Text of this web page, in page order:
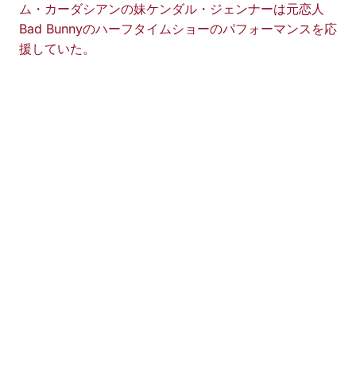
ム・カーダシアンの妹ケンダル・ジェンナーは元恋人
Bad Bunnyのハーフタイムショーのパフォーマンスを応
援していた。